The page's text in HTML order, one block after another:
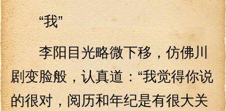
“我”
李阳目光略微下移，仿佛川
剧变脸般，认真道：“我觉得你说
的很对，阅历和年纪是有很大关